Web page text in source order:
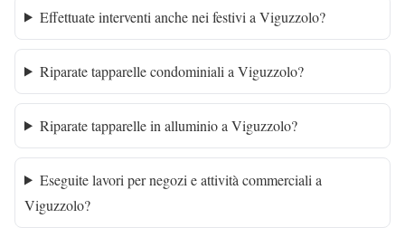
Effettuate interventi anche nei festivi a Viguzzolo?
Riparate tapparelle condominiali a Viguzzolo?
Riparate tapparelle in alluminio a Viguzzolo?
Eseguite lavori per negozi e attività commerciali a
Viguzzolo?